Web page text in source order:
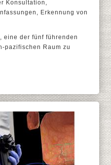
Konsultation,
Erkennung von
eine der fünf führenden
pazifischen Raum zu